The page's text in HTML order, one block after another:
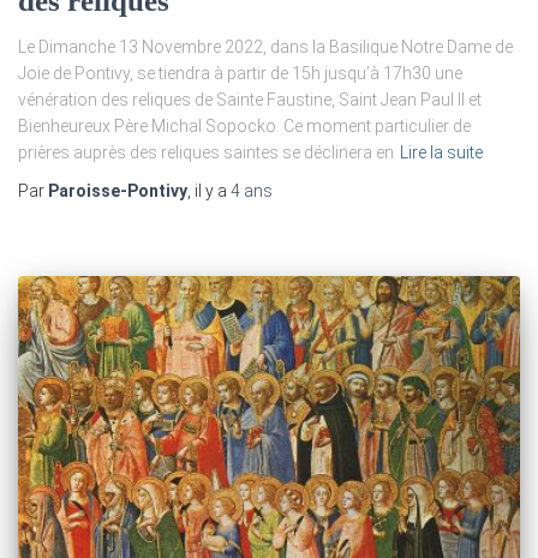
Le Dimanche 13 Novembre 2022, dans la Basilique Notre Dame de
Joie de Pontivy, se tiendra à partir de 15h jusqu’à 17h30 une
vénération des reliques de Sainte Faustine, Saint Jean Paul II et
Bienheureux Père Michal Sopocko. Ce moment particulier de
prières auprès des reliques saintes se déclinera en
Lire la suite
Par Paroisse-Pontivy , il y a 4 ans